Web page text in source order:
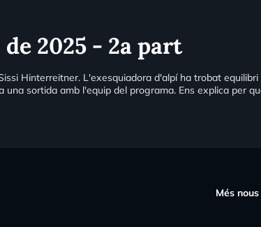
2025 - 2a part
Hinterreitner. L'exesquiadora d'alpí ha trobat
sortida amb l'equip del programa. Ens explica per
Més nous